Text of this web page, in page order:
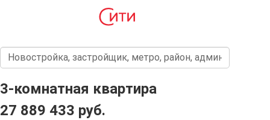
3-комнатная квартира
27 889 433 руб.